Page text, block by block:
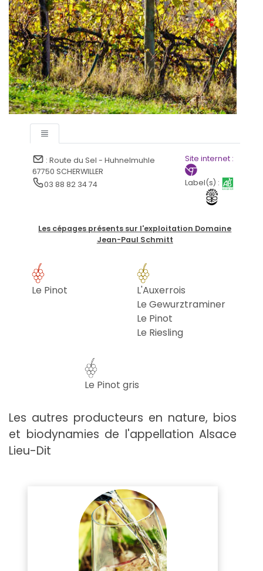
: Route du Sel - Huhnelmuhle
67750 SCHERWILLER
03 88 82 34 74
Site internet :
Label(s) :
Les cépages présents sur l'exploitation Domaine
Jean-Paul Schmitt
Le Pinot
L'Auxerrois
Le Gewurztraminer
Le Pinot
Le Riesling
Le Pinot gris
Les autres producteurs en nature, bios
et biodynamies de l'appellation Alsace
Lieu-Dit